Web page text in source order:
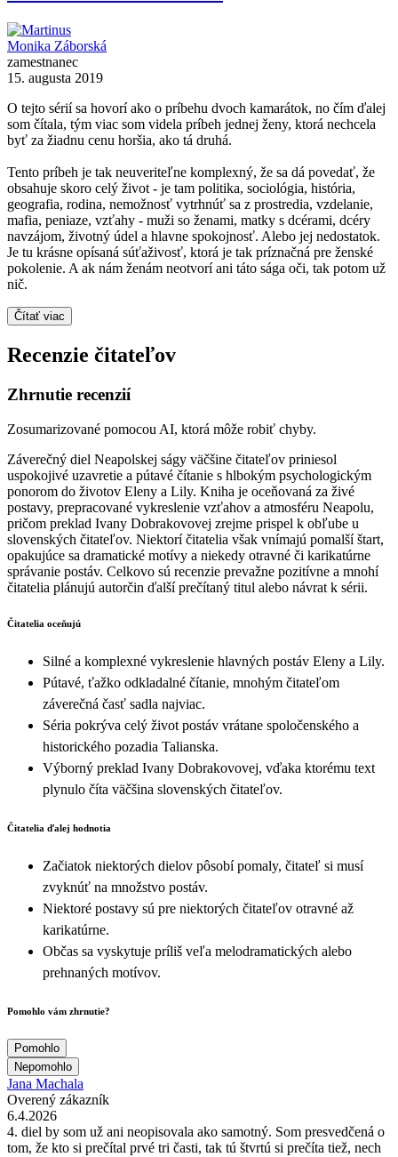
Monika Záborská
zamestnanec
15. augusta 2019
O tejto sérií sa hovorí ako o príbehu dvoch kamarátok, no čím ďalej
som čítala, tým viac som videla príbeh jednej ženy, ktorá nechcela
byť za žiadnu cenu horšia, ako tá druhá.
Tento príbeh je tak neuveriteľne komplexný, že sa dá povedať, že
obsahuje skoro celý život - je tam politika, sociológia, história,
geografia, rodina, nemožnosť vytrhnúť sa z prostredia, vzdelanie,
mafia, peniaze, vzťahy - muži so ženami, matky s dcérami, dcéry
navzájom, životný údel a hlavne spokojnosť. Alebo jej nedostatok.
Je tu krásne opísaná súťaživosť, ktorá je tak príznačná pre ženské
pokolenie. A ak nám ženám neotvorí ani táto sága oči, tak potom už
nič.
Čítať viac
Recenzie čitateľov
Zhrnutie recenzií
Zosumarizované pomocou AI, ktorá môže robiť chyby.
Záverečný diel Neapolskej ságy väčšine čitateľov priniesol
uspokojivé uzavretie a pútavé čítanie s hlbokým psychologickým
ponorom do životov Eleny a Lily. Kniha je oceňovaná za živé
postavy, prepracované vykreslenie vzťahov a atmosféru Neapolu,
pričom preklad Ivany Dobrakovovej zrejme prispel k obľube u
slovenských čitateľov. Niektorí čitatelia však vnímajú pomalší štart,
opakujúce sa dramatické motívy a niekedy otravné či karikatúrne
správanie postáv. Celkovo sú recenzie prevažne pozitívne a mnohí
čitatelia plánujú autorčin ďalší prečítaný titul alebo návrat k sérii.
Čitatelia oceňujú
Silné a komplexné vykreslenie hlavných postáv Eleny a Lily.
Pútavé, ťažko odkladalné čítanie, mnohým čitateľom
záverečná časť sadla najviac.
Séria pokrýva celý život postáv vrátane spoločenského a
historického pozadia Talianska.
Výborný preklad Ivany Dobrakovovej, vďaka ktorému text
plynulo číta väčšina slovenských čitateľov.
Čitatelia ďalej hodnotia
Začiatok niektorých dielov pôsobí pomaly, čitateľ si musí
zvyknúť na množstvo postáv.
Niektoré postavy sú pre niektorých čitateľov otravné až
karikatúrne.
Občas sa vyskytuje príliš veľa melodramatických alebo
prehnaných motívov.
Pomohlo vám zhrnutie?
Pomohlo
Nepomohlo
Jana Machala
Overený zákazník
6.4.2026
4. diel by som už ani neopisovala ako samotný. Som presvedčená o
tom, že kto si prečítal prvé tri časti, tak tú štvrtú si prečíta tiež, nech